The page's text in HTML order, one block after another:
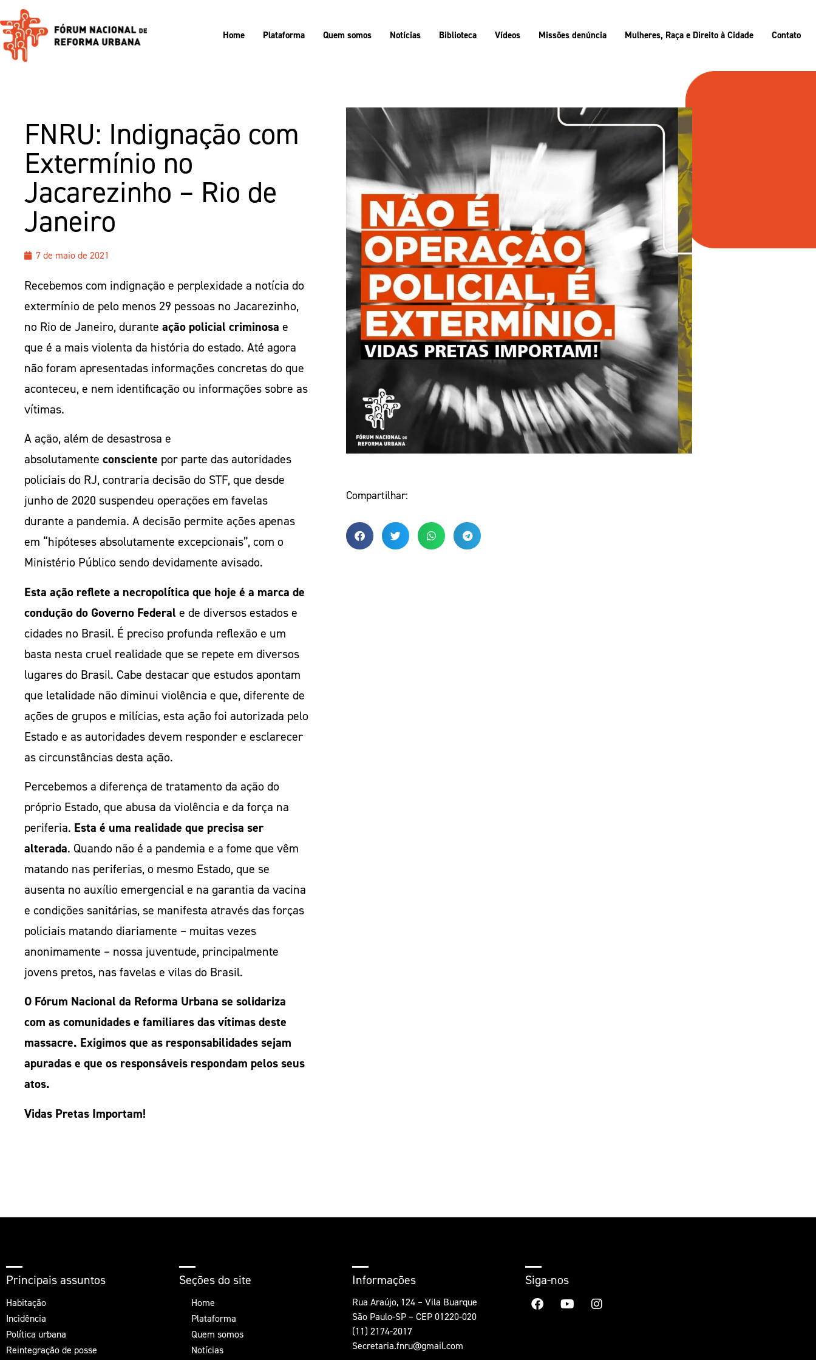
Home Plataforma Quem somos Notícias Biblioteca Vídeos Missões denúncia Mulheres, Raça e Direito à Cidade Contato
FNRU: Indignação com
Extermínio no
Jacarezinho – Rio de
Janeiro
7 de maio de 2021
Recebemos com indignação e perplexidade a notícia do
extermínio de pelo menos 29 pessoas no Jacarezinho,
no Rio de Janeiro, durante ação policial criminosa e
que é a mais violenta da história do estado. Até agora
não foram apresentadas informações concretas do que
aconteceu, e nem identificação ou informações sobre as
vítimas.
A ação, além de desastrosa e
absolutamente consciente por parte das autoridades
policiais do RJ, contraria decisão do STF, que desde
junho de 2020 suspendeu operações em favelas
durante a pandemia. A decisão permite ações apenas
em “hipóteses absolutamente excepcionais”, com o
Ministério Público sendo devidamente avisado.
Esta ação reflete a necropolítica que hoje é a marca de
condução do Governo Federal e de diversos estados e
cidades no Brasil. É preciso profunda reflexão e um
basta nesta cruel realidade que se repete em diversos
lugares do Brasil. Cabe destacar que estudos apontam
que letalidade não diminui violência e que, diferente de
ações de grupos e milícias, esta ação foi autorizada pelo
Estado e as autoridades devem responder e esclarecer
as circunstâncias desta ação.
Percebemos a diferença de tratamento da ação do
próprio Estado, que abusa da violência e da força na
periferia. Esta é uma realidade que precisa ser
alterada. Quando não é a pandemia e a fome que vêm
matando nas periferias, o mesmo Estado, que se
ausenta no auxílio emergencial e na garantia da vacina
e condições sanitárias, se manifesta através das forças
policiais matando diariamente – muitas vezes
anonimamente – nossa juventude, principalmente
jovens pretos, nas favelas e vilas do Brasil.
O Fórum Nacional da Reforma Urbana se solidariza
com as comunidades e familiares das vítimas deste
massacre. Exigimos que as responsabilidades sejam
apuradas e que os responsáveis respondam pelos seus
atos.
Vidas Pretas Importam!
Compartilhar:
Principais assuntos
Habitação
Incidência
Política urbana
Reintegração de posse
Seções do site
Home
Plataforma
Quem somos
Notícias
Informações
Rua Araújo, 124 – Vila Buarque
São Paulo-SP – CEP 01220-020
(11) 2174-2017
Secretaria.fnru@gmail.com
Siga-nos